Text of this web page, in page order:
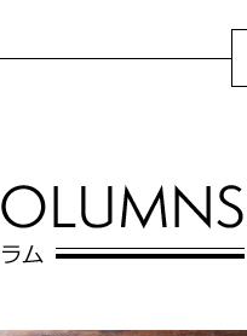
ザートです。クラ...